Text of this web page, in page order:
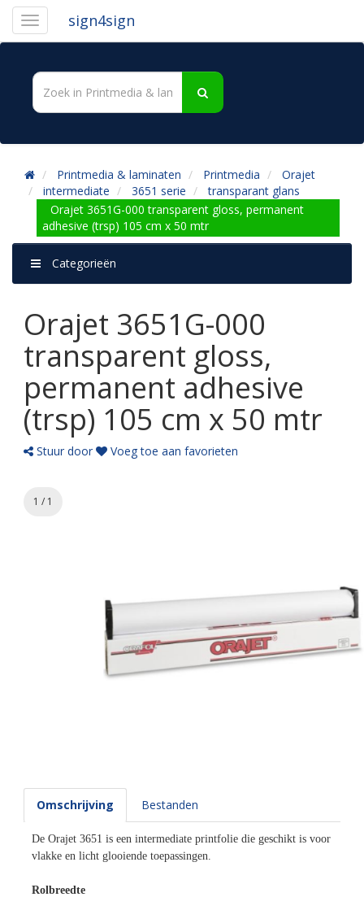
sign4sign
Printmedia & laminaten Printmedia
Orajet
intermediate
3651 serie
transparant glans
Orajet 3651G-000 transparent gloss, permanent
adhesive (trsp) 105 cm x 50 mtr
Categorieën
Orajet 3651G-000
transparent gloss,
permanent adhesive
(trsp) 105 cm x 50 mtr
Stuur door Voeg toe aan favorieten
1 / 1
Omschrijving Bestanden
De Orajet 3651 is een intermediate printfolie die geschikt is voor
vlakke en licht glooiende toepassingen.
Rolbreedte